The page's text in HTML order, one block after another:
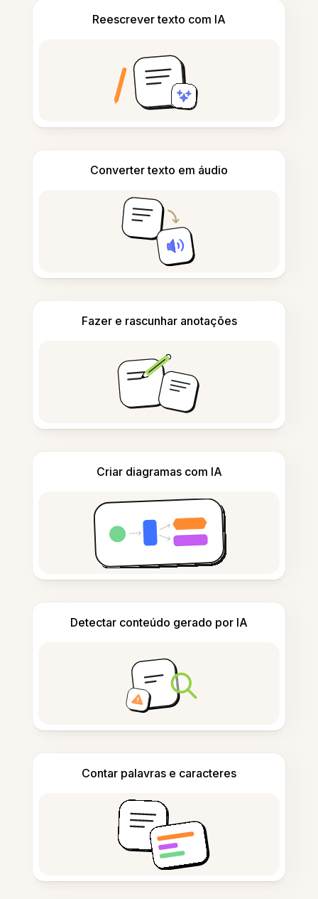
Reescrever texto com IA
Converter texto em áudio
Fazer e rascunhar anotações
Criar diagramas com IA
Detectar conteúdo gerado por IA
Contar palavras e caracteres